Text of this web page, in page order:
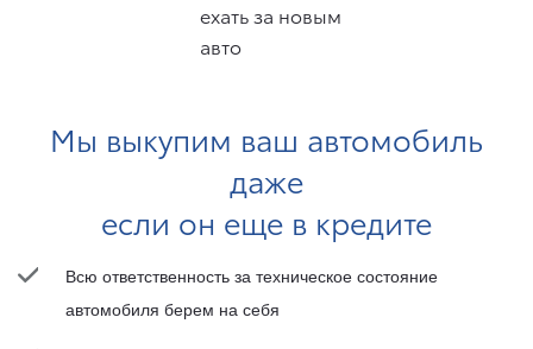
ехать за новым
авто
Мы выкупим ваш автомобиль
даже
если он еще в кредите
Всю ответственность за техническое состояние
автомобиля берем на себя